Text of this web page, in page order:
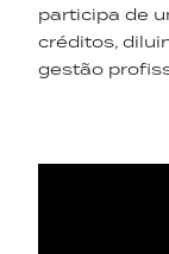
participa de
créditos,
gestão